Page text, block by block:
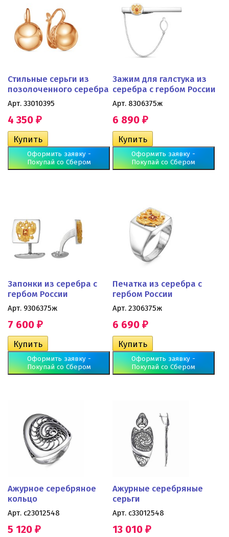
Стильные серьги из
позолоченного серебра
Арт. 33010395
4 350 ₽
Оформить заявку -
Покупай со Сбером
Зажим для галстука из
серебра с гербом России
Арт. 8306375ж
6 890 ₽
Оформить заявку -
Покупай со Сбером
Запонки из серебра с
гербом России
Арт. 9306375ж
7 600 ₽
Оформить заявку -
Покупай со Сбером
Печатка из серебра с
гербом России
Арт. 2306375ж
6 690 ₽
Оформить заявку -
Покупай со Сбером
Ажурное серебряное
кольцо
Арт. с23012548
5 120 ₽
Ажурные серебряные
серьги
Арт. с33012548
13 010 ₽